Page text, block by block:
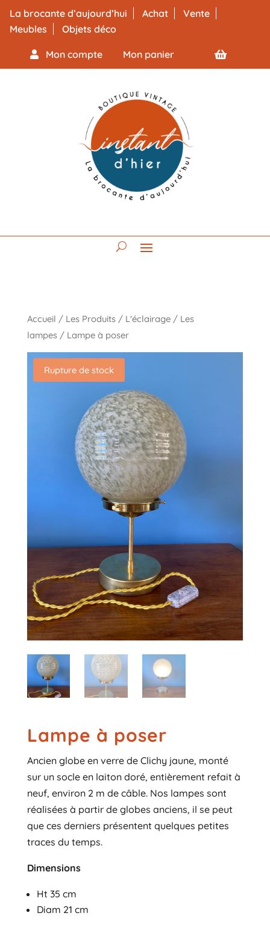
La brocante d’aujourd’hui Achat
Vente
Meubles
Objets déco
Mon compte Mon panier
Accueil / Les Produits/ L'éclairage/ Les
lampes/ Lampe à poser
Lampe à poser
Ancien globe en verre de Clichy jaune, monté
sur un socle en laiton doré, entièrement refait à
neuf, environ 2 m de câble. Nos lampes sont
réalisées à partir de globes anciens, il se peut
que ces derniers présentent quelques petites
traces du temps.
Dimensions
Ht 35 cm
Diam 21 cm
Rupture de stock